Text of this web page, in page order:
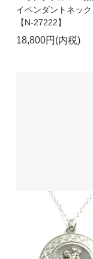
イペンダントネック
【N-27222】
18,800円(内税)